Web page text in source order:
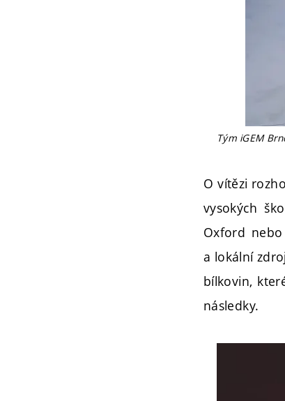
Tým iGEM
O vítězi
vysokých
Oxford
a lokální
bílkovin,
následky.